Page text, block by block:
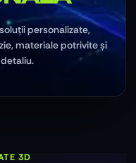
personalizate,
materiale potrivite și